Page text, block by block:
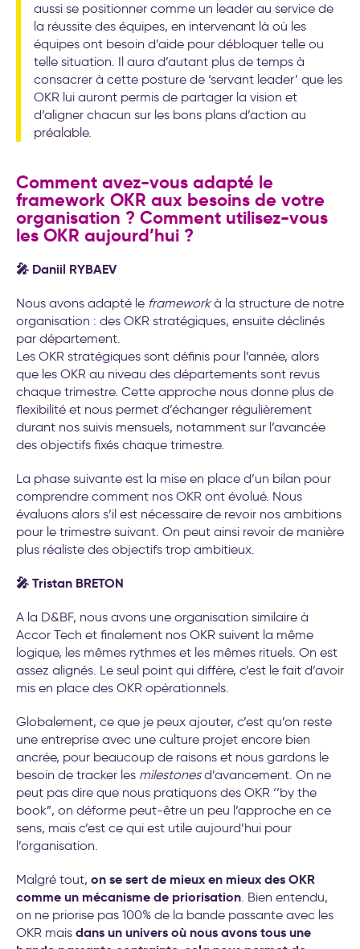
aussi se positionner comme un leader au service de
la réussite des équipes, en intervenant là où les
équipes ont besoin d’aide pour débloquer telle ou
telle situation. Il aura d’autant plus de temps à
consacrer à cette posture de ‘servant leader’ que les
OKR lui auront permis de partager la vision et
d’aligner chacun sur les bons plans d’action au
préalable.
Comment avez-vous adapté le
framework OKR aux besoins de votre
organisation ? Comment utilisez-vous
les OKR aujourd’hui ?
🎤 Daniil RYBAEV
Nous avons adapté le frameworkà la structure de notre
organisation : des OKR stratégiques, ensuite déclinés
par département.
Les OKR stratégiques sont définis pour l’année, alors
que les OKR au niveau des départements sont revus
chaque trimestre. Cette approche nous donne plus de
flexibilité et nous permet d’échanger régulièrement
durant nos suivis mensuels, notamment sur l’avancée
des objectifs fixés chaque trimestre.
La phase suivante est la mise en place d’un bilan pour
comprendre comment nos OKR ont évolué. Nous
évaluons alors s’il est nécessaire de revoir nos ambitions
pour le trimestre suivant. On peut ainsi revoir de manière
plus réaliste des objectifs trop ambitieux.
🎤 Tristan BRETON
A la D&BF, nous avons une organisation similaire à
Accor Tech et finalement nos OKR suivent la même
logique, les mêmes rythmes et les mêmes rituels. On est
assez alignés. Le seul point qui diffère, c’est le fait d’avoir
mis en place des OKR opérationnels.
Globalement, ce que je peux ajouter, c’est qu’on reste
une entreprise avec une culture projet encore bien
ancrée, pour beaucoup de raisons et nous gardons le
besoin de tracker les milestonesd’avancement. On ne
peut pas dire que nous pratiquons des OKR ‘’by the
book”, on déforme peut-être un peu l’approche en ce
sens, mais c’est ce qui est utile aujourd’hui pour
l’organisation.
Malgré tout, on se sert de mieux en mieux des OKR
comme un mécanisme de priorisation. Bien entendu,
on ne priorise pas 100% de la bande passante avec les
OKR mais dans un univers où nous avons tous une